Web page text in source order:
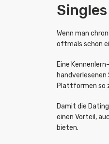
Wenn man
oftmals schon
Eine
Plattformen so
Damit die
einen Vorteil,
bieten.